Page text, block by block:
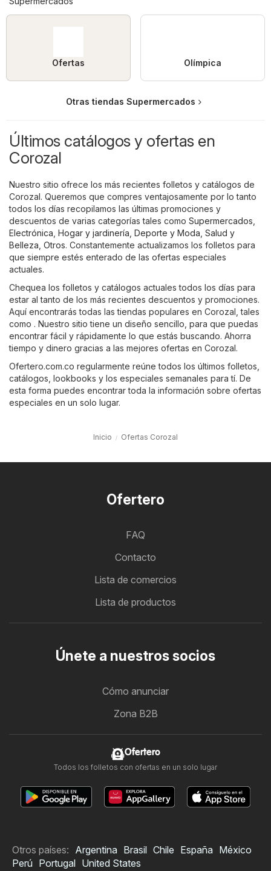
Ofertas Olímpica
Otras tiendas Supermercados
Últimos catálogos y ofertas en
Corozal
Nuestro sitio ofrece los más recientes folletos y catálogos de
Corozal. Queremos que compres ventajosamente por lo tanto
todos los días recopilamos las últimas promociones y
descuentos de varias categorías tales como Supermercados
Electrónica Hogar y jardinería Deporte y Moda Salud y
Belleza Otros. Constantemente actualizamos los folletos para
que siempre estés enterado de las ofertas especiales
actuales.
Chequea los folletos y catálogos actuales todos los días para
estar al tanto de los más recientes descuentos y promociones.
Aquí encontrarás todas las tiendas populares en Corozal, tales
como . Nuestro sitio tiene un diseño sencillo, para que puedas
encontrar fácil y rápidamente lo que estás buscando. Ahorra
tiempo y dinero gracias a las mejores ofertas en Corozal.
Ofertero.com.co regularmente reúne todos los últimos folletos,
catálogos, lookbooks y los especiales semanales para tí. De
esta forma puedes encontrar toda la información sobre ofertas
especiales en un solo lugar.
Inicio Ofertas Corozal
Ofertero
FAQ
Contacto
Lista de comercios
Lista de productos
Únete a nuestros socios
Cómo anunciar
Zona B2B
Ofertero
Todos los folletos con ofertas en un solo lugar
Otros países: Argentina Brasil Chile España México
Perú Portugal United States